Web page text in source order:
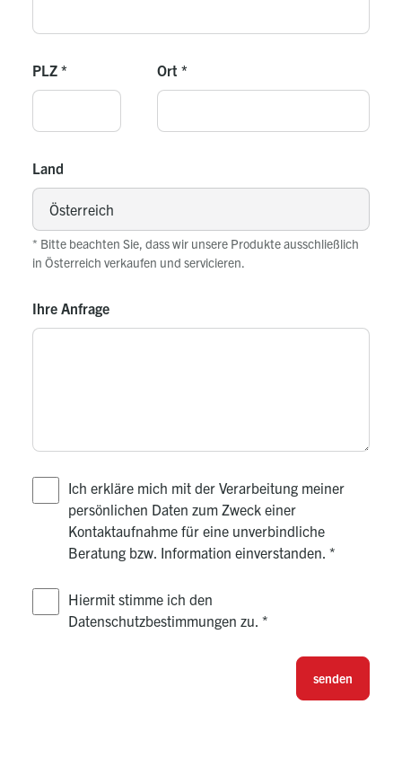
PLZ * Ort *
Land
* Bitte beachten Sie, dass wir unsere Produkte ausschließlich
in Österreich verkaufen und servicieren.
Ihre Anfrage
Ich erkläre mich mit der Verarbeitung meiner
persönlichen Daten zum Zweck einer
Kontaktaufnahme für eine unverbindliche
Beratung bzw. Information einverstanden. *
Hiermit stimme ich den
Datenschutzbestimmungen zu. *
senden